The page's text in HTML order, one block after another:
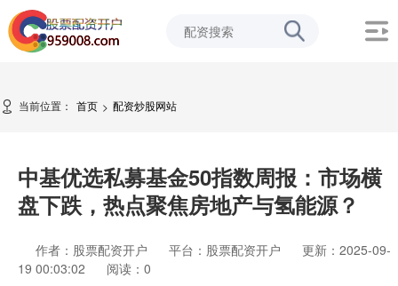
当前位置： 首页 > 配资炒股网站
中基优选私募基金50指数周报：市场横
盘下跌，热点聚焦房地产与氢能源？
作者：股票配资开户 平台：股票配资开户
更新：2025-09-
19 00:03:02
阅读： 0